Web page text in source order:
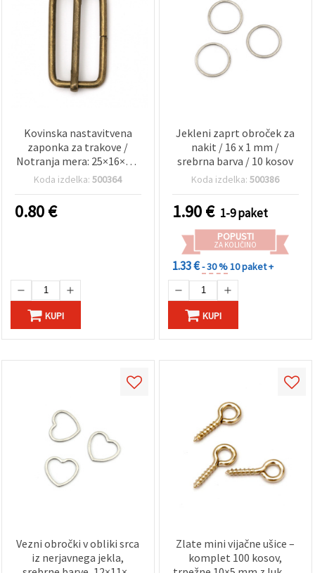
Kovinska nastavitvena
zaponka za trakove /
Notranja mera: 25×16×2,8
mm / Antikno bronasta –
Koda izdelka:500364
0.80€
KUPI
Jekleni zaprt obroček za
nakit / 16 x 1 mm /
srebrna barva / 10 kosov
Koda izdelka:500386
1.90€ 1-9 paket
POPUSTI
ZA KOLIČINO
1.33 €- 30 %10 paket +
KUPI
Vezni obročki v obliki srca
iz nerjavnega jekla,
Zlate mini vijačne ušice –
komplet 100 kosov,